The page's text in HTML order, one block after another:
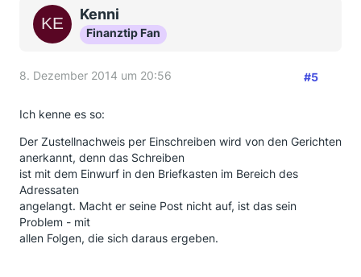
Kenni
Finanztip Fan
8. Dezember 2014 um 20:56 #5
Ich kenne es so:
Der Zustellnachweis per Einschreiben wird von den Gerichten
anerkannt, denn das Schreiben
ist mit dem Einwurf in den Briefkasten im Bereich des
Adressaten
angelangt. Macht er seine Post nicht auf, ist das sein
Problem - mit
allen Folgen, die sich daraus ergeben.